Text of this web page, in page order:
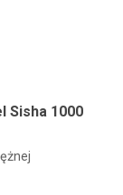
Sisha 1000